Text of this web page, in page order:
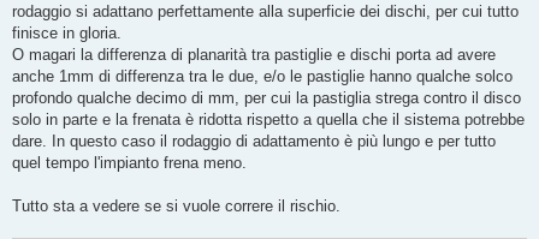
rodaggio si adattano perfettamente alla superficie dei dischi, per cui tutto
finisce in gloria.
O magari la differenza di planarità tra pastiglie e dischi porta ad avere
anche 1mm di differenza tra le due, e/o le pastiglie hanno qualche solco
profondo qualche decimo di mm, per cui la pastiglia strega contro il disco
solo in parte e la frenata è ridotta rispetto a quella che il sistema potrebbe
dare. In questo caso il rodaggio di adattamento è più lungo e per tutto
quel tempo l'impianto frena meno.
Tutto sta a vedere se si vuole correre il rischio.